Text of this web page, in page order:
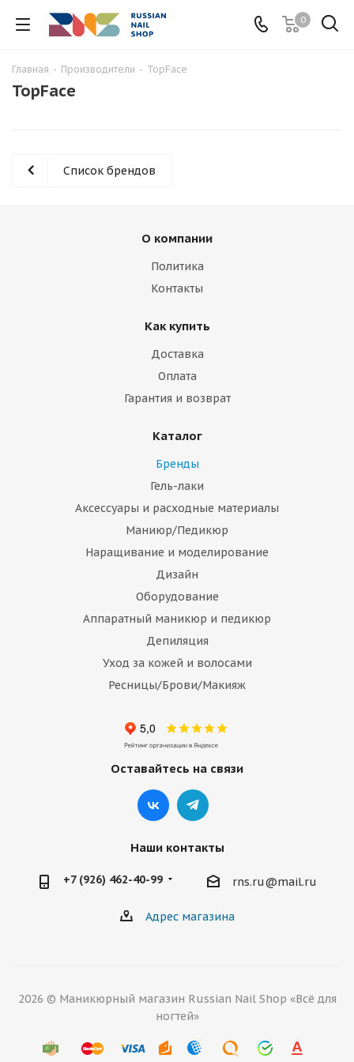
0
Главная - Производители - TopFace
TopFace
Список брендов
О компании
Политика
Контакты
Как купить
Доставка
Оплата
Гарантия и возврат
Каталог
Бренды
Гель-лаки
Аксессуары и расходные материалы
Маниюр/Педикюр
Наращивание и моделирование
Дизайн
Оборудование
Аппаратный маникюр и педикюр
Депиляция
Уход за кожей и волосами
Ресницы/Брови/Макияж
Оставайтесь на связи
Наши контакты
+7 (926) 462-40-99 rns.ru@mail.ru
Адрес магазина
2026 © Маникюрный магазин Russian Nail Shop «Всё для
ногтей»